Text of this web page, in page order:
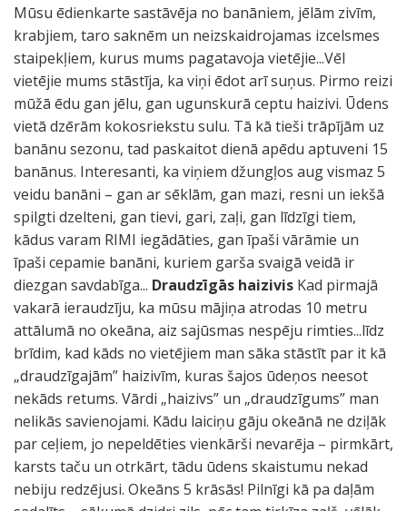
Mūsu ēdienkarte sastāvēja no banāniem, jēlām zivīm,
krabjiem, taro saknēm un neizskaidrojamas izcelsmes
staipekļiem, kurus mums pagatavoja vietējie...Vēl
vietējie mums stāstīja, ka viņi ēdot arī suņus. Pirmo reizi
mūžā ēdu gan jēlu, gan ugunskurā ceptu haizivi. Ūdens
vietā dzērām kokosriekstu sulu. Tā kā tieši trāpījām uz
banānu sezonu, tad paskaitot dienā apēdu aptuveni 15
banānus. Interesanti, ka viņiem džungļos aug vismaz 5
veidu banāni – gan ar sēklām, gan mazi, resni un iekšā
spilgti dzelteni, gan tievi, gari, zaļi, gan līdzīgi tiem,
kādus varam RIMI iegādāties, gan īpaši vārāmie un
īpaši cepamie banāni, kuriem garša svaigā veidā ir
diezgan savdabīga... Draudzīgās haizivis Kad pirmajā
vakarā ieraudzīju, ka mūsu mājiņa atrodas 10 metru
attālumā no okeāna, aiz sajūsmas nespēju rimties...līdz
brīdim, kad kāds no vietējiem man sāka stāstīt par it kā
„draudzīgajām” haizivīm, kuras šajos ūdeņos neesot
nekāds retums. Vārdi „haizivs” un „draudzīgums” man
nelikās savienojami. Kādu laiciņu gāju okeānā ne dziļāk
par ceļiem, jo nepeldēties vienkārši nevarēja – pirmkārt,
karsts taču un otrkārt, tādu ūdens skaistumu nekad
nebiju redzējusi. Okeāns 5 krāsās! Pilnīgi kā pa daļām